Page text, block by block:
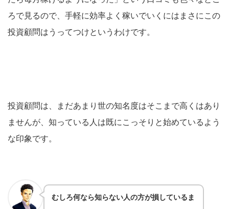
ろで見るので、手軽に効率よく稼いでいくにはまさにこの
投資顧問はうってつけというわけです。
投資顧問は、まだあまり世の知名度はそこまで高くはあり
ませんが、知っている人は既にこっそりと始めているよう
な印象です。
むしろ何なら知らない人の方が損しているま